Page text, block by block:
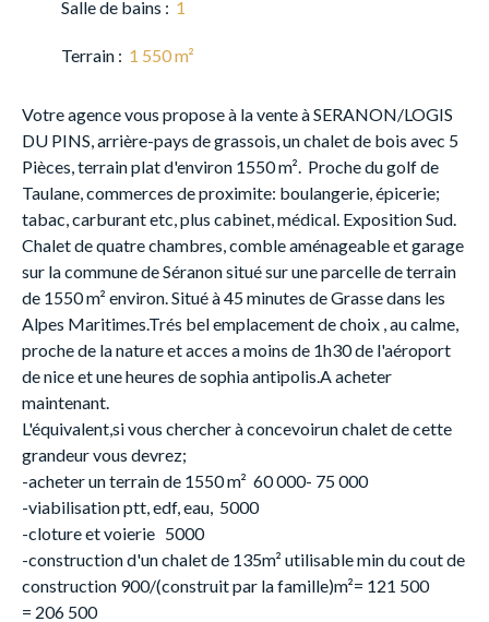
Salle de bains : 1
Terrain : 1 550m²
Votre agence vous propose à la vente à SERANON/LOGIS
DU PINS, arrière-pays de grassois, un chalet de bois avec 5
Pièces, terrain plat d'environ 1550 m². Proche du golf de
Taulane, commerces de proximite: boulangerie, épicerie;
tabac, carburant etc, plus cabinet, médical. Exposition Sud.
Chalet de quatre chambres, comble aménageable et garage
sur la commune de Séranon situé sur une parcelle de terrain
de 1550 m² environ. Situé à 45 minutes de Grasse dans les
Alpes Maritimes.Trés bel emplacement de choix , au calme,
proche de la nature et acces a moins de 1h30 de l'aéroport
de nice et une heures de sophia antipolis.A acheter
maintenant.
L'équivalent,si vous chercher à concevoirun chalet de cette
grandeur vous devrez;
-acheter un terrain de 1550 m² 60 000- 75 000
-viabilisation ptt, edf, eau, 5000
-cloture et voierie 5000
-construction d'un chalet de 135m² utilisable min du cout de
construction 900/(construit par la famille)m²= 121 500
= 206 500